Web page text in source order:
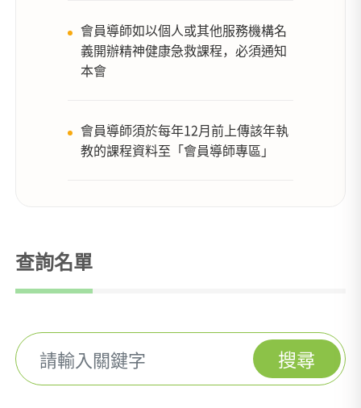
會員導師如以個人或其他服務機構名
義開辦精神健康急救課程，必須通知
本會
會員導師須於每年12月前上傳該年執
教的課程資料至「會員導師專區」
查詢名單
搜尋